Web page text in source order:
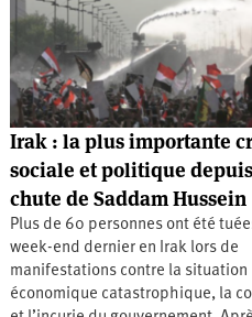
Irak : la plus importante
sociale et politique
chute de Saddam Hussein
Plus de 60 personnes ont été
week-end dernier en Irak lors de
manifestations contre la situation
économique catastrophique, la